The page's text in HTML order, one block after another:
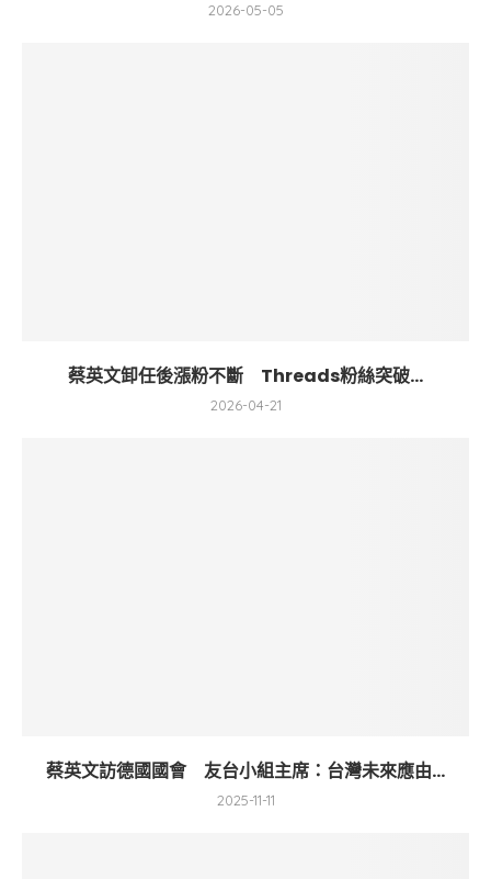
2026-05-05
蔡英文卸任後漲粉不斷 Threads粉絲突破...
2026-04-21
蔡英文訪德國國會 友台小組主席：台灣未來應由...
2025-11-11